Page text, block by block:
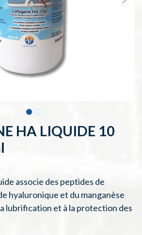
HA LIQUIDE 10
associe des peptides de
hyaluronique et du manganèse
lubrification et à la protection des